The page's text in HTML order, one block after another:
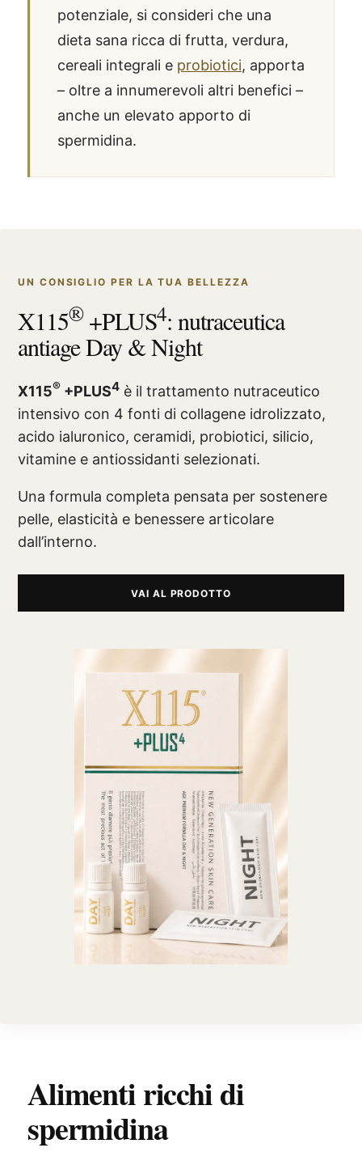
potenziale, si consideri che una
dieta sana ricca di frutta, verdura,
cereali integrali e probiotici, apporta
– oltre a innumerevoli altri benefici –
anche un elevato apporto di
spermidina.
UN CONSIGLIO PER LA TUA BELLEZZA
X115®+PLUS4: nutraceutica
antiage Day & Night
X115® +PLUS4 è il trattamento nutraceutico
intensivo con 4 fonti di collagene idrolizzato,
acido ialuronico, ceramidi, probiotici, silicio,
vitamine e antiossidanti selezionati.
Una formula completa pensata per sostenere
pelle, elasticità e benessere articolare
dall’interno.
VAI AL PRODOTTO
Alimenti ricchi di
spermidina